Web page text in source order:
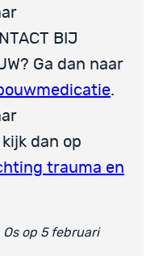
BIJ
Ga dan naar
.
dan op
trauma en
op 5 februari